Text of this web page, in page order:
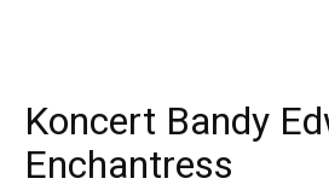
Koncert Bandy
Enchantress